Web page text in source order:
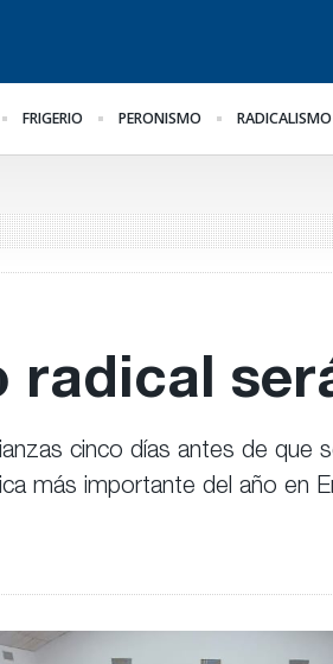
FRIGERIO PERONISMO RADICALISMO
sea lo más difícil
proteger la
radical
cinco días antes de
más importante del año en